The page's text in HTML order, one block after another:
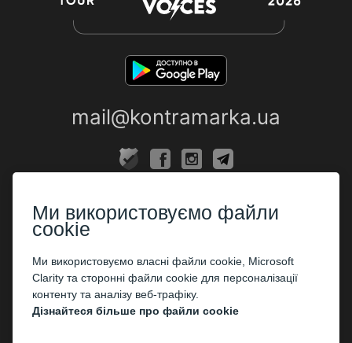
mail@kontramarka.ua
Каси
ПАРТНЕРАМ
Організаторам
Корпоративним клієнтам
Ми використовуємо файли
cookie
Ми використовуємо власні файли cookie, Microsoft
Clarity та сторонні файли cookie для персоналізації
контенту та аналізу веб-трафіку.
Дізнайтеся більше про файли cookie